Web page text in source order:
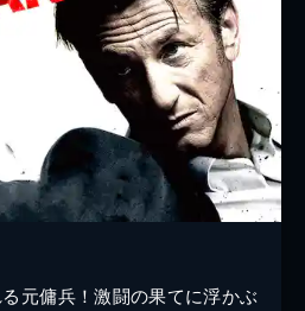
元傭兵！激闘の果てに浮かぶ